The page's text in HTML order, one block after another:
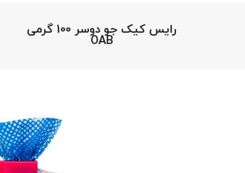
رایس کیک جو دوسر 100 گرمی
OAB